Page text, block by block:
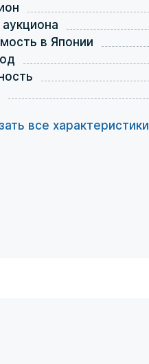
в Японии
все характеристики